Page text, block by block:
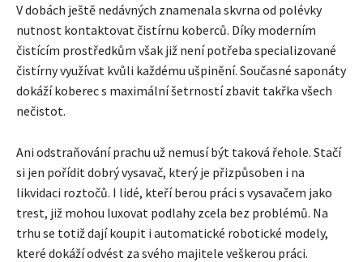
V dobách ještě nedávných znamenala skvrna od polévky
nutnost kontaktovat čistírnu koberců. Díky moderním
čistícím prostředkům však již není potřeba specializované
čistírny využívat kvůli každému ušpinění. Současné saponáty
dokáží koberec s maximální šetrností zbavit takřka všech
nečistot.
Ani odstraňování prachu už nemusí být taková řehole. Stačí
si jen pořídit dobrý vysavač, který je přizpůsoben i na
likvidaci roztočů. I lidé, kteří berou práci s vysavačem jako
trest, již mohou luxovat podlahy zcela bez problémů. Na
trhu se totiž dají koupit i automatické robotické modely,
které dokáží odvést za svého majitele veškerou práci.